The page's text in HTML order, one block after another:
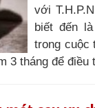
với
biết đến
trong cuộc
3 tháng để